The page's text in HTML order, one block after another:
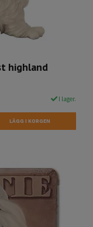
highland
I lager.